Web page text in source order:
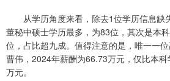
从学历角度来看，除去1位学历信息缺
董秘中硕士学历最多，为83位，其次是本
位，占比超九成。值得注意的是，唯一一
曹伟，2024年薪酬为66.73万元，仅比本
万元。